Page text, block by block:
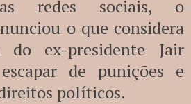
redes sociais, o
o que considera
ex-presidente Jair
de punições e
políticos.